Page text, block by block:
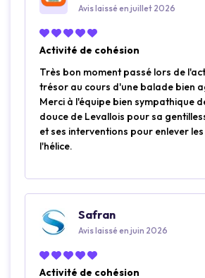
Avis laissé en juillet 2026
Activité de cohésion
Très bon moment passé lors de
trésor au cours d'une balade bien
Merci à l'équipe bien sympathique
douce de Levallois pour sa
et ses interventions pour enlever
l'hélice.
Safran
Avis laissé en juin 2026
Activité de cohésion